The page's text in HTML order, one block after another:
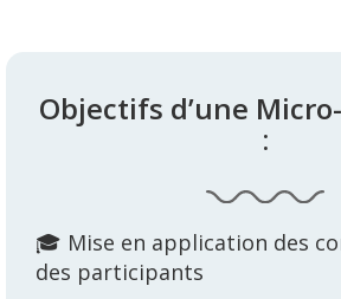
Objectifs d’une
:
🎓 Mise en application des
des participants